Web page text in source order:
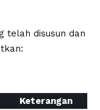
telah disusun dan
Keterangan